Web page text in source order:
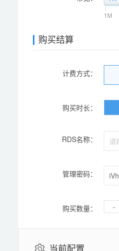
1M
购买结算
计费方式：
购买时长：
RDS名称：
管理密码：
购买数量： -
当前配置